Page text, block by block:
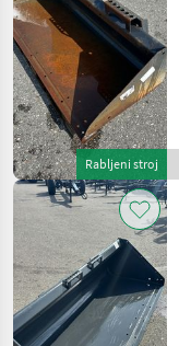
Rabljeni stroj